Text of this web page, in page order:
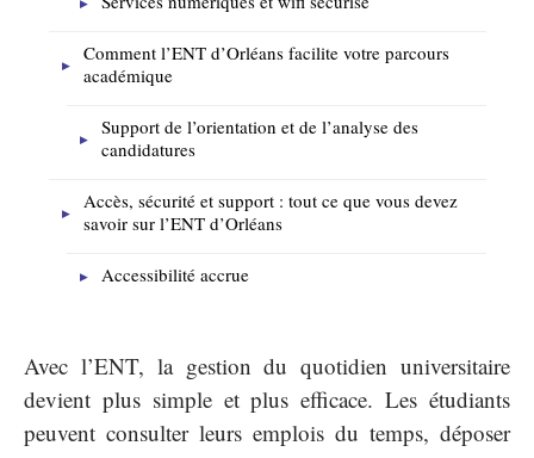
Comment l’ENT d’Orléans facilite votre parcours
académique
Support de l’orientation et de l’analyse des
candidatures
Accès, sécurité et support : tout ce que vous devez
savoir sur l’ENT d’Orléans
Accessibilité accrue
Avec l’ENT, la gestion du quotidien universitaire
devient plus simple et plus efficace. Les étudiants
peuvent consulter leurs emplois du temps, déposer